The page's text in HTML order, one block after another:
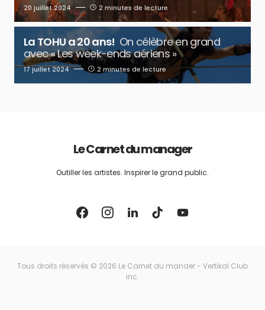
20 juillet 2024 2 minutes de lecture
La TOHU a 20 ans! On célèbre en grand
avec « Les week-ends aériens »
17 juillet 2024 2 minutes de lecture
Le Carnet du manager
Outiller les artistes. Inspirer le grand public.
Tous droits réservés © 2026 Le Carnet du manaer - Vertikal Club
inc.